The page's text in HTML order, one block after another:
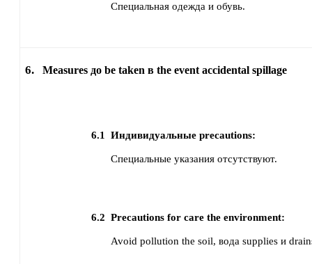
Специальная одежда и обувь.
6. Measures до be taken в the event accidental spillage
6.1 Индивидуальные precautions:
Специальные указания отсутствуют.
6.2 Precautions for care the environment:
Avoid pollution the soil, вода supplies и